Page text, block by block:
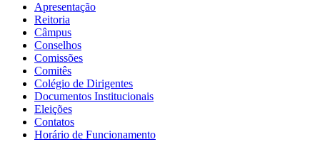
Apresentação
Reitoria
Câmpus
Conselhos
Comissões
Comitês
Colégio de Dirigentes
Documentos Institucionais
Eleições
Contatos
Horário de Funcionamento